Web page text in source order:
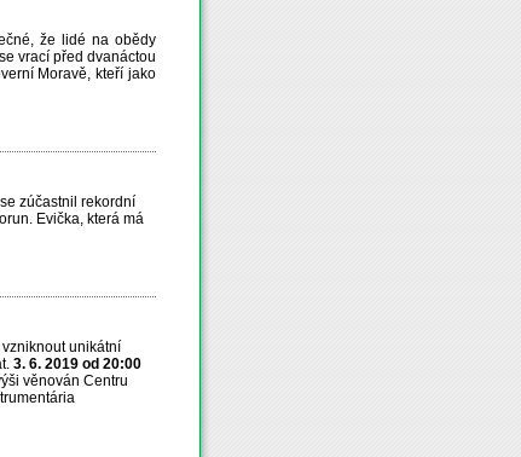
že lidé na obědy
vrací před dvanáctou
Moravě, kteří jako
zúčastnil rekordní
Evička, která má
unikátní
3. 6. 2019 od 20:00
věnován Centru